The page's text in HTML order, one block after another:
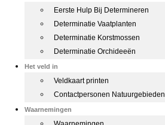
Eerste Hulp Bij Determineren
Determinatie Vaatplanten
Determinatie Korstmossen
Determinatie Orchideeën
Het veld in
Veldkaart printen
Contactpersonen Natuurgebieden
Waarnemingen